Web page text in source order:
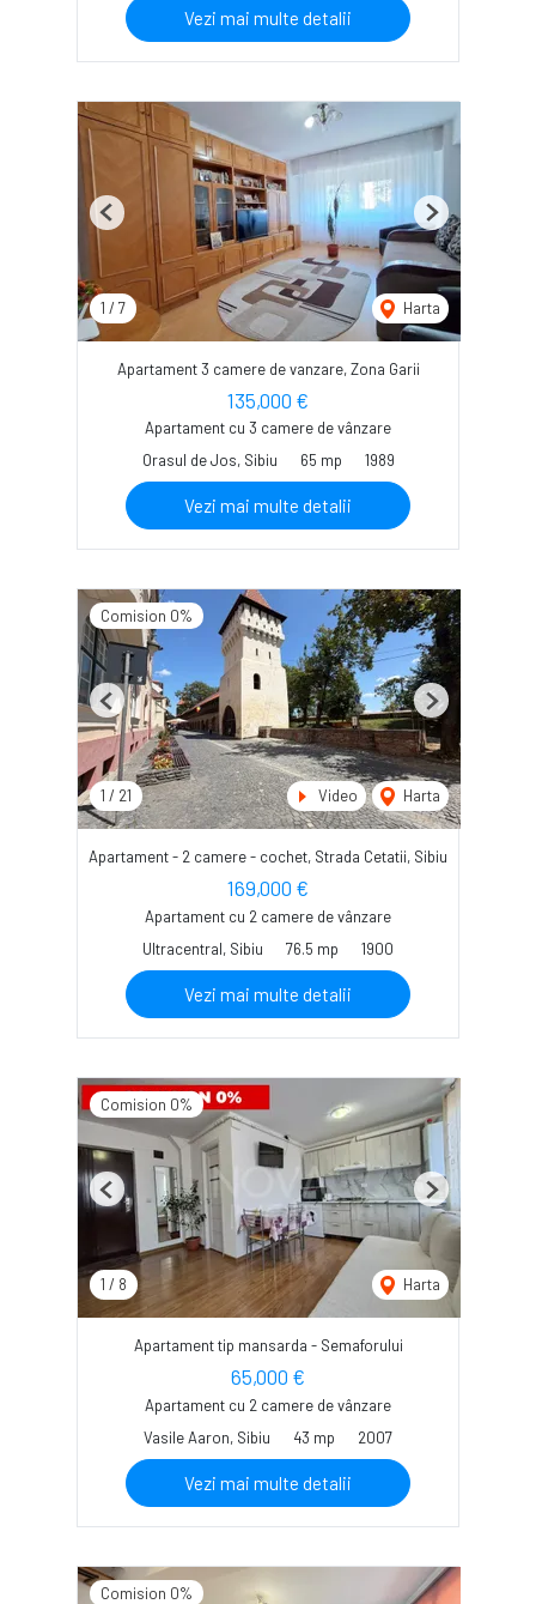
Vezi mai multe detalii
1 / 7 Harta
Previous Next
Apartament 3 camere de vanzare, Zona Garii
135,000 €
Apartament cu 3 camere de vânzare
Orasul de Jos, Sibiu
65 mp 1989
Vezi mai multe detalii
Comision 0%
1 / 21 Video Harta
Previous Next
Apartament - 2 camere - cochet, Strada Cetatii, Sibiu
169,000 €
Apartament cu 2 camere de vânzare
Ultracentral, Sibiu
76.5 mp 1900
Vezi mai multe detalii
Comision 0%
1 / 8 Harta
Previous Next
Apartament tip mansarda - Semaforului
65,000 €
Apartament cu 2 camere de vânzare
Vasile Aaron, Sibiu
43 mp 2007
Vezi mai multe detalii
Comision 0%